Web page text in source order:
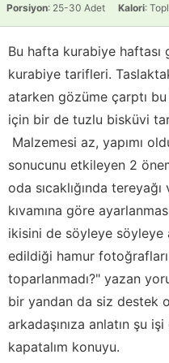
Porsiyon: 25-30 Adet Kalori:
Bu hafta kurabiye
kurabiye tarifleri.
atarken gözüme çarptı
için bir de tuzlu bisküvi
Malzemesi az, yapımı
sonucunu etkileyen 2
oda sıcaklığında
kıvamına göre
ikisini de söyleye söyleye
edildiği hamur
toparlanmadı?" yazan
bir yandan da siz destek
arkadaşınıza anlatın şu
kapatalım konuyu.